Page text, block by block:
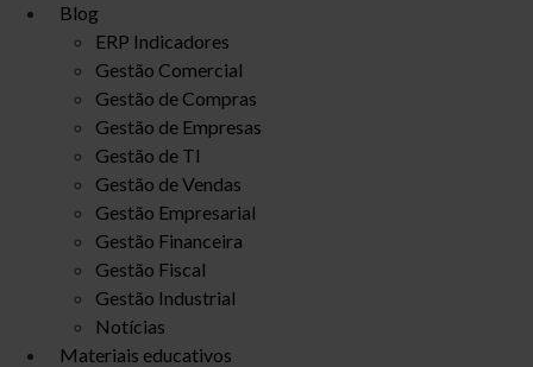
Blog
ERP Indicadores
Gestão Comercial
Gestão de Compras
Gestão de Empresas
Gestão de TI
Gestão de Vendas
Gestão Empresarial
Gestão Financeira
Gestão Fiscal
Gestão Industrial
Notícias
Materiais educativos